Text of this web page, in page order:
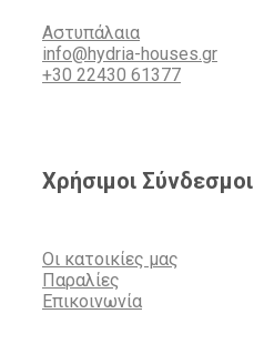
Αστυπάλαια
info@hydria-houses.gr
+30 22430 61377
Χρήσιμοι Σύνδεσμοι
Οι κατοικίες μας
Παραλίες
Επικοινωνία